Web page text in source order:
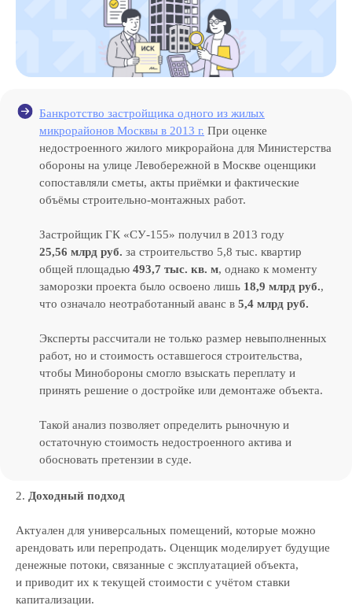
Банкротство застройщика одного из жилых
микрорайонов Москвы в 2013 г. При оценке
недостроенного жилого микрорайона для Министерства
обороны на улице Левобережной в Москве оценщики
сопоставляли сметы, акты приёмки и фактические
объёмы строительно-монтажных работ.
Застройщик ГК «СУ‑155» получил в 2013 году
25,56 млрд руб. за строительство 5,8 тыс. квартир
общей площадью 493,7 тыс. кв. м, однако к моменту
заморозки проекта было освоено лишь 18,9 млрд руб.,
что означало неотработанный аванс в 5,4 млрд руб.
Эксперты рассчитали не только размер невыполненных
работ, но и стоимость оставшегося строительства,
чтобы Минобороны смогло взыскать переплату и
принять решение о достройке или демонтаже объекта.
Такой анализ позволяет определить рыночную и
остаточную стоимость недостроенного актива и
обосновать претензии в суде.
2. Доходный подход
Актуален для универсальных помещений, которые можно
арендовать или перепродать. Оценщик моделирует будущие
денежные потоки, связанные с эксплуатацией объекта,
и приводит их к текущей стоимости с учётом ставки
капитализации.